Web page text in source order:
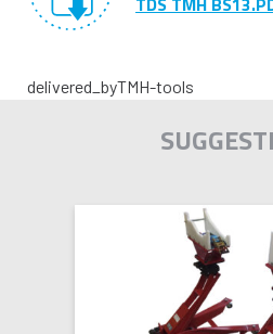
delivered_byTMH-tools